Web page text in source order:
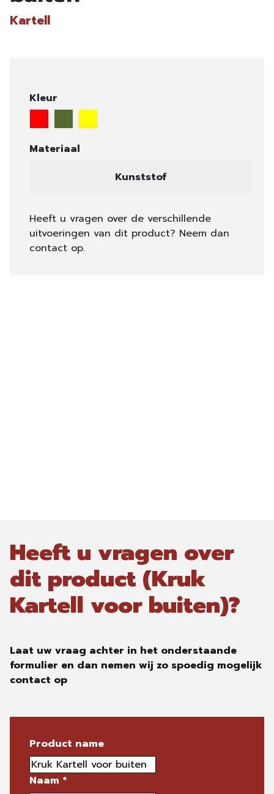
Kartell
Kleur
Materiaal
Kunststof
Heeft u vragen over de verschillende
uitvoeringen van dit product? Neem dan
contact op.
Heeft u vragen over
dit product (Kruk
Kartell voor buiten)?
Laat uw vraag achter in het onderstaande
formulier en dan nemen wij zo spoedig mogelijk
contact op
Product name
Naam *